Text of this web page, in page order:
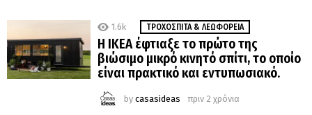
1.6k ΤΡΟΧΌΣΠΙΤΑ & ΛΕΩΦΟΡΕΙΑ
Η ΙΚΕΑ έφτιαξε το πρώτο της
βιώσιμο μικρό κινητό σπίτι, το οποίο
είναι πρακτικό και εντυπωσιακό.
by casasideas πριν 2 χρόνια